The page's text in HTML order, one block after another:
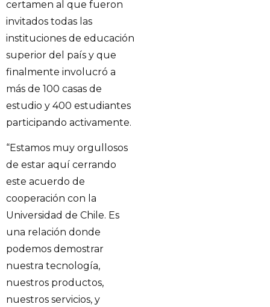
certamen al que fueron
invitados todas las
instituciones de educación
superior del país y que
finalmente involucró a
más de 100 casas de
estudio y 400 estudiantes
participando activamente.
“Estamos muy orgullosos
de estar aquí cerrando
este acuerdo de
cooperación con la
Universidad de Chile. Es
una relación donde
podemos demostrar
nuestra tecnología,
nuestros productos,
nuestros servicios, y